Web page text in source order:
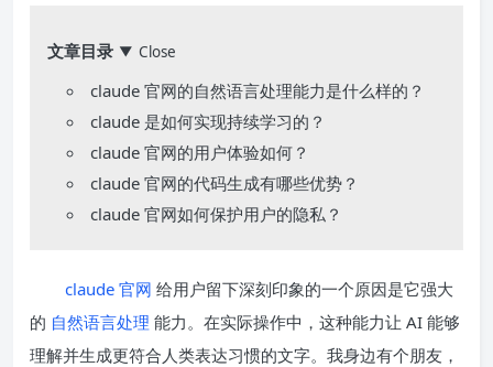
文章目录 ▼ Close
claude 官网的自然语言处理能力是什么样的？
claude 是如何实现持续学习的？
claude 官网的用户体验如何？
claude 官网的代码生成有哪些优势？
claude 官网如何保护用户的隐私？
claude 官网 给用户留下深刻印象的一个原因是它强大
的 自然语言处理 能力。在实际操作中，这种能力让 AI 能够
理解并生成更符合人类表达习惯的文字。我身边有个朋友，